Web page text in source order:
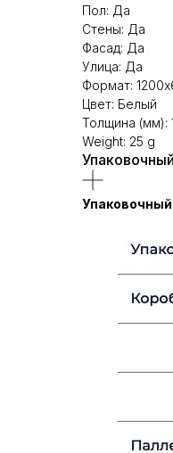
Пол: Да
Стены: Да
Фасад: Да
Улица: Да
Формат:
Цвет: Белый
Толщина (мм):
Weight: 25 g